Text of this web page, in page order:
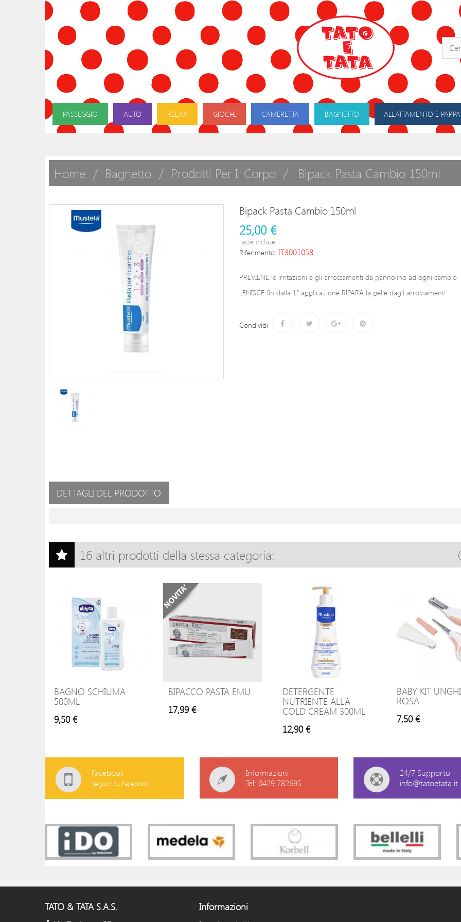
PASSEGGIO AUTO RELAX GIOCHI CAMERETTA BAGNETTO ALLATTAMENTO E PAPPA
Home Bagnetto Prodotti Per Il Corpo Bipack Pasta Cambio 150ml
Bipack Pasta Cambio 150ml
25,00 €
Tasse incluse
Riferimento: IT3001058
PREVIENE le irritazioni e gli arrossamenti da pannolino ad ogni cambio
LENISCE fin dalla 1° applicazione RIPARA la pelle dagli arrossamenti
Condividi
DETTAGLI DEL PRODOTTO
16 altri prodotti della stessa categoria:
BAGNO SCHIUMA
500ML
9,50 €
BIPACCO PASTA EMU
17,99 €
DETERGENTE
NUTRIENTE ALLA
COLD CREAM 300ML
12,90 €
BABY KIT
ROSA
7,50 €
Facebook
Seguici su Facebook!
Informazioni
Tel: 0429 782695
24/7 Supporto
info@tatoetata.it
TATO & TATA S.A.S. Informazioni